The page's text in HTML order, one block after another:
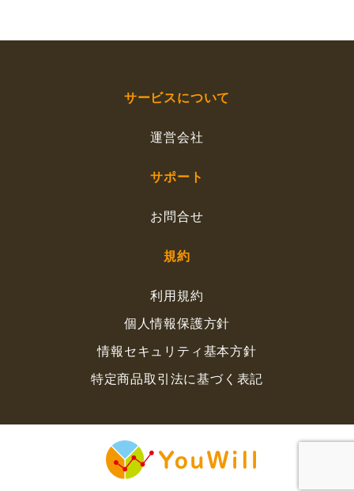
サービスについて
運営会社
サポート
お問合せ
規約
利用規約
個人情報保護方針
情報セキュリティ基本方針
特定商品取引法に基づく表記